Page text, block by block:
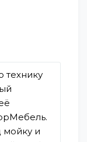
технику
мойку и